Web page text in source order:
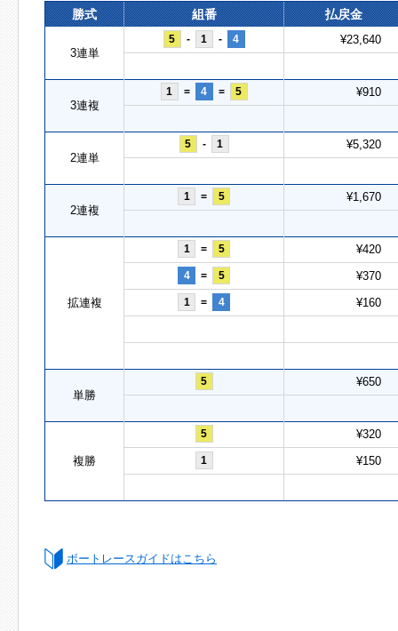
勝式 組番 払戻金
3連単
5 - 1 - 4 ¥23,640
3連複
1 = 4 = 5 ¥910
2連単
5 - 1 ¥5,320
2連複
1 = 5 ¥1,670
拡連複
1 = 5 ¥420
4 = 5 ¥370
1 = 4 ¥160
単勝
5 ¥650
複勝
5 ¥320
1 ¥150
ボートレースガイドはこちら